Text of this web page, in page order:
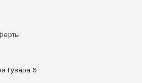
Гузара 6